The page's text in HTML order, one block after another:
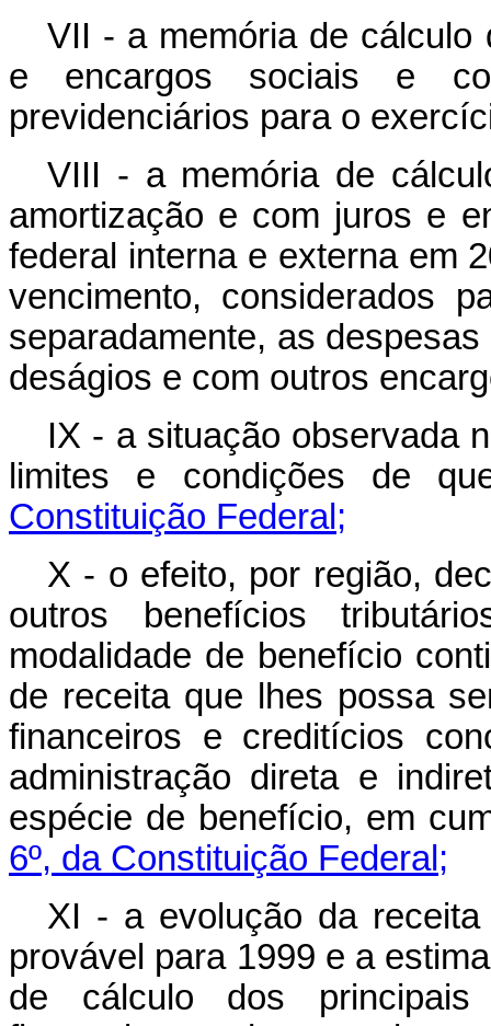
VII - a memória de cálculo
e encargos sociais e
previdenciários para o
VIII - a memória de
amortização e com juros e
federal interna e externa em
vencimento, considerados
separadamente, as
deságios e com outros
IX - a situação observada
limites e condições de
Constituição Federal;
X - o efeito, por região,
outros benefícios
modalidade de benefício
de receita que lhes possa
financeiros e creditícios
administração direta e
espécie de benefício, em
6º, da Constituição Federal;
XI - a evolução da
provável para 1999 e a
de cálculo dos